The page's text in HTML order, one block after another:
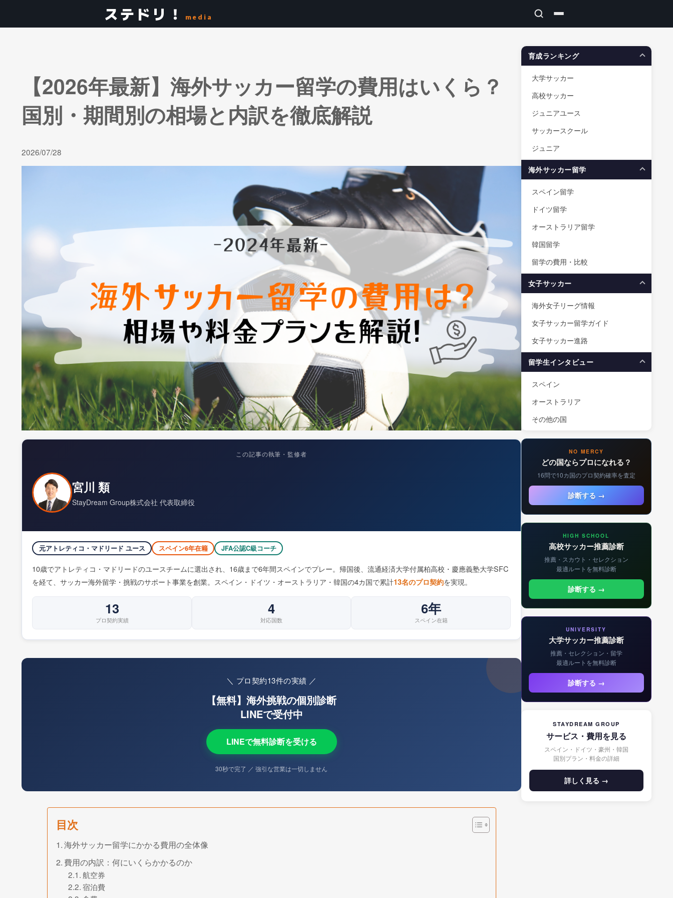
ステドリ！ media
【2026年最新】海外サッカー留学の費用はいくら？
国別・期間別の相場と内訳を徹底解説
2026/07/28
この記事の執筆・監修者
宮川 類
StayDream Group株式会社 代表取締役
元アトレティコ・マドリード ユース スペイン6年在籍 JFA公認C級コーチ
10歳でアトレティコ・マドリードのユースチームに選出され、16歳まで6年間スペインでプレー。帰国後、流通経済大学付属柏高校・慶應義塾大学SFC
を経て、サッカー海外留学・挑戦のサポート事業を創業。スペイン・ドイツ・オーストラリア・韓国の4カ国で累計13名のプロ契約を実現。
13
プロ契約実績
4
対応国数
6年
スペイン在籍
＼ プロ契約13件の実績 ／
【無料】海外挑戦の個別診断
LINEで受付中
LINEで無料診断を受ける
30秒で完了 ／ 強引な営業は一切しません
目次
海外サッカー留学にかかる費用の全体像
費用の内訳：何にいくらかかるのか
航空券
宿泊費
育成ランキング
大学サッカー
高校サッカー
ジュニアユース
サッカースクール
ジュニア
海外サッカー留学
スペイン留学
ドイツ留学
オーストラリア留学
韓国留学
留学の費用・比較
女子サッカー
海外女子リーグ情報
女子サッカー留学ガイド
女子サッカー進路
留学生インタビュー
スペイン
オーストラリア
その他の国
NO MERCY
どの国ならプロになれる？
16問で10カ国のプロ契約確率を査定
診断する →
HIGH SCHOOL
高校サッカー推薦診断
推薦・スカウト・セレクション
最適ルートを無料診断
診断する →
UNIVERSITY
大学サッカー推薦診断
推薦・セレクション・留学
最適ルートを無料診断
診断する →
STAYDREAM GROUP
サービス・費用を見る
スペイン・ドイツ・豪州・韓国
国別プラン・料金の詳細
詳しく見る →